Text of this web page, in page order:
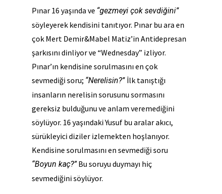
Pınar 16 yaşında ve “gezmeyi çok sevdiğini”
söyleyerek kendisini tanıtıyor. Pınar bu ara en
çok Mert Demir&Mabel Matiz’in Antidepresan
şarkısını dinliyor ve “Wednesday” izliyor.
Pınar’ın kendisine sorulmasını en çok
sevmediği soru; “Nerelisin?” İlk tanıştığı
insanların nerelisin sorusunu sormasını
gereksiz bulduğunu ve anlam veremediğini
söylüyor. 16 yaşındaki Yusuf bu aralar akıcı,
sürükleyici diziler izlemekten hoşlanıyor.
Kendisine sorulmasını en sevmediği soru
“Boyun kaç?”Bu soruyu duymayı hiç
sevmediğini söylüyor.